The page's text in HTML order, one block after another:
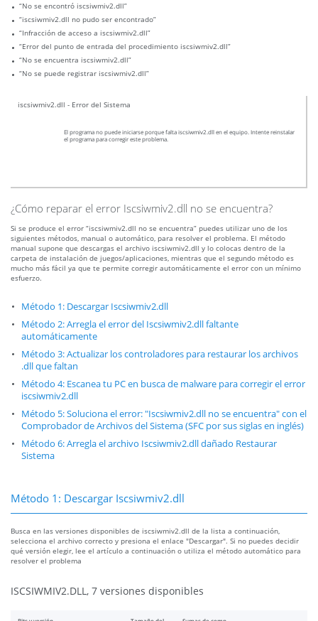
“No se encontró iscsiwmiv2.dll”
“iscsiwmiv2.dll no pudo ser encontrado”
“Infracción de acceso a iscsiwmiv2.dll”
“Error del punto de entrada del procedimiento iscsiwmiv2.dll”
“No se encuentra iscsiwmiv2.dll”
“No se puede registrar iscsiwmiv2.dll”
iscsiwmiv2.dll - Error del Sistema
El programa no puede iniciarse porque falta iscsiwmiv2.dll en el equipo. Intente reinstalar
el programa para corregir este problema.
¿Cómo reparar el error Iscsiwmiv2.dll no se encuentra?
Si se produce el error “iscsiwmiv2.dll no se encuentra” puedes utilizar uno de los
siguientes métodos, manual o automático, para resolver el problema. El método
manual supone que descargas el archivo iscsiwmiv2.dll y lo colocas dentro de la
carpeta de instalación de juegos/aplicaciones, mientras que el segundo método es
mucho más fácil ya que te permite corregir automáticamente el error con un mínimo
esfuerzo.
Método 1: Descargar Iscsiwmiv2.dll
Método 2: Arregla el error del Iscsiwmiv2.dll faltante
automáticamente
Método 3: Actualizar los controladores para restaurar los archivos
.dll que faltan
Método 4: Escanea tu PC en busca de malware para corregir el error
iscsiwmiv2.dll
Método 5: Soluciona el error: "Iscsiwmiv2.dll no se encuentra" con el
Comprobador de Archivos del Sistema (SFC por sus siglas en inglés)
Método 6: Arregla el archivo Iscsiwmiv2.dll dañado Restaurar
Sistema
Método 1: Descargar Iscsiwmiv2.dll
Busca en las versiones disponibles de iscsiwmiv2.dll de la lista a continuación,
selecciona el archivo correcto y presiona el enlace "Descargar". Si no puedes decidir
qué versión elegir, lee el artículo a continuación o utiliza el método automático para
resolver el problema
ISCSIWMIV2.DLL, 7 versiones disponibles